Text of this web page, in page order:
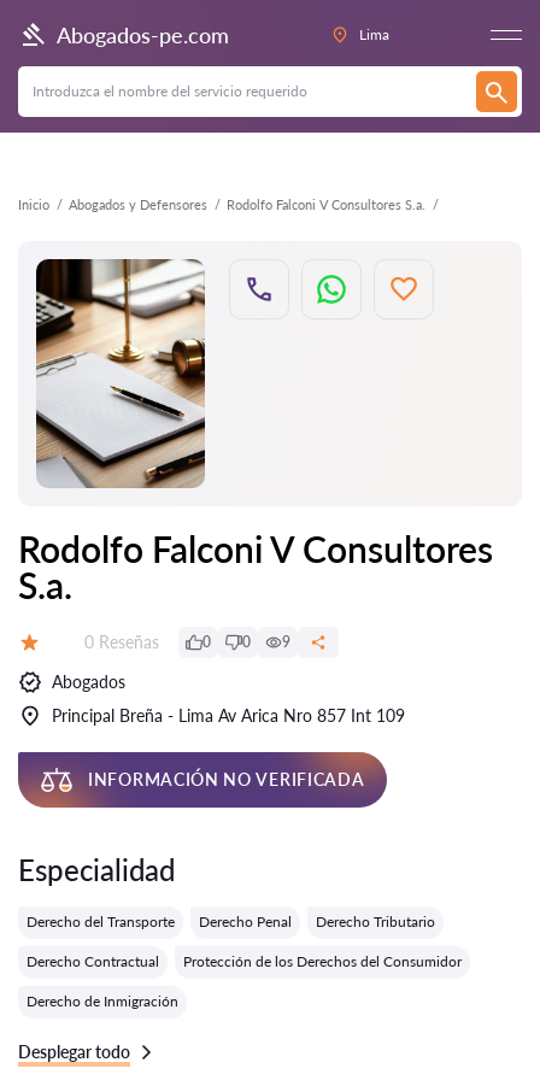
Abogados-pe.com Lima
Inicio Abogados y Defensores Rodolfo Falconi V Consultores S.a.
Atrás
Rodolfo Falconi V Consultores
S.a.
Número de reseñas:
0 Reseñas 0 0 9
Abogados
Principal Breña - Lima Av Arica Nro 857 Int 109
INFORMACIÓN NO VERIFICADA
Especialidad
Derecho del Transporte Derecho Penal Derecho Tributario
Derecho Contractual Protección de los Derechos del Consumidor
Derecho de Inmigración
Desplegar todo